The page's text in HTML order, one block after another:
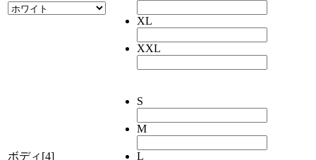
XL
XXL
ボディ[4]
S
M
L